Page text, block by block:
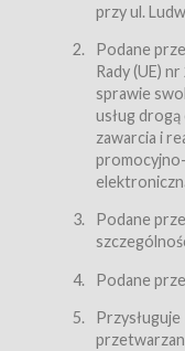
Sklep –
§ 2
dnia 18
przy ul.
Podane
Rady (UE)
sprawie
usług
zawarcia i
Podane
Podane